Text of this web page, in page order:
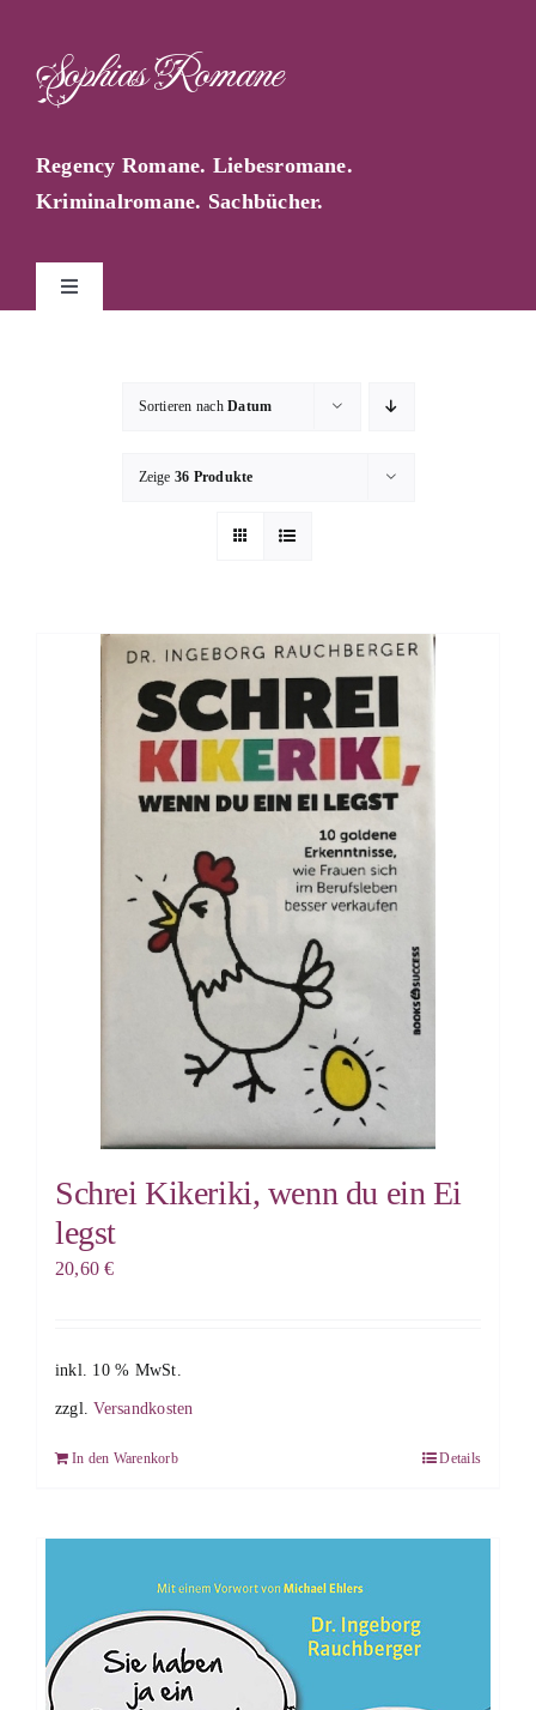
springenSophias Romane
Regency Romane. Liebesromane.
Kriminalromane. Sachbücher.
Toggle
Sophie Berg
Sophia Rauchberg
Bücher-Shop
WooCommerce Warenkorb
Sortieren nachDatum
Zeige 36 Produkte
Schrei Kikeriki, wenn du ein Ei
legst
20,60€
inkl. 10 % MwSt.
zzgl.Versandkosten
In den Warenkorb Details